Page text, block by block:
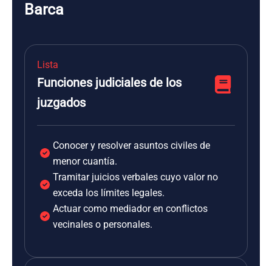
Barca
Lista
Funciones judiciales de los
juzgados
Conocer y resolver asuntos civiles de
menor cuantía.
Tramitar juicios verbales cuyo valor no
exceda los límites legales.
Actuar como mediador en conflictos
vecinales o personales.